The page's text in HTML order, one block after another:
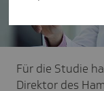
Für die Studie
Direktor des